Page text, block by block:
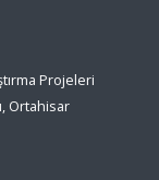
Projeleri
Ortahisar